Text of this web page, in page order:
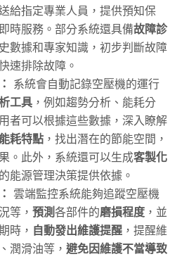
給指定專業人員，提供預知保
時服務。部分系統還具備故障診
數據和專家知識，初步判斷故障
速排除故障。
系統會自動記錄空壓機的運行
工具 ，例如趨勢分析、能耗分
者可以根據這些數據，深入瞭解
耗特點 ，找出潛在的節能空間，
。此外，系統還可以生成客製化
能源管理決策提供依據。
雲端監控系統能夠追蹤空壓機
等， 預測各部件的磨損程度 ，並
時， 自動發出維護提醒 ，提醒維
潤滑油等， 避免因維護不當導致